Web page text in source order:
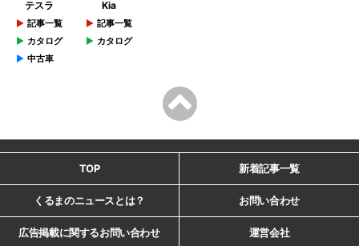
テスラ
記事一覧
カタログ
中古車
Kia
記事一覧
カタログ
TOP 新着記事一覧
くるまのニュースとは？ お問い合わせ
広告掲載に関するお問い合わせ 運営会社